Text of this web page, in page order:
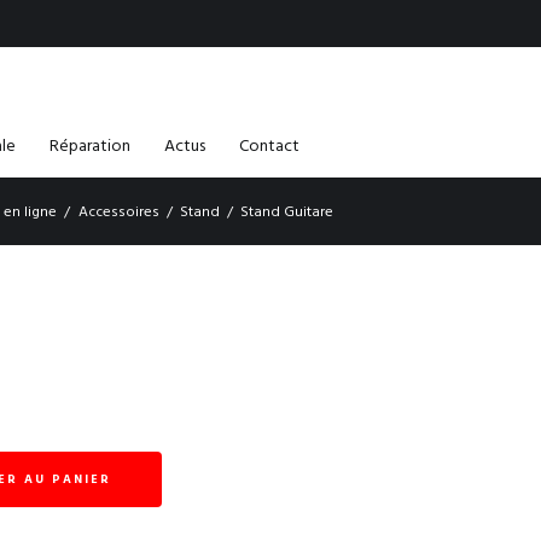
Réparation Actus Contact
ligne Accessoires Stand Stand Guitare
AU PANIER